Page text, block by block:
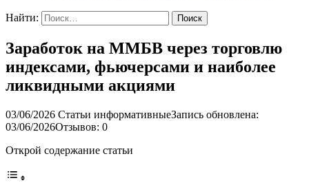
Найти:
Заработок на ММБВ через торговлю
индексами, фьючерсами и наиболее
ликвидными акциями
03/06/2026 Статьи информативныеЗапись обновлена:
03/06/2026Отзывов: 0
Открой содержание статьи